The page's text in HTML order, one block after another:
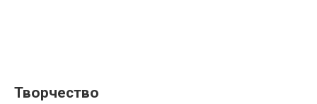
Творчество